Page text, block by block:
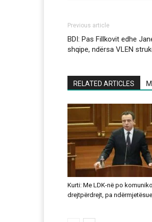
Previous article
BDI: Pas Fillkovit edhe
shqipe, ndërsa VLEN
RELATED ARTICLES
Kurti: Me LDK-në po
drejtpërdrejt, pa